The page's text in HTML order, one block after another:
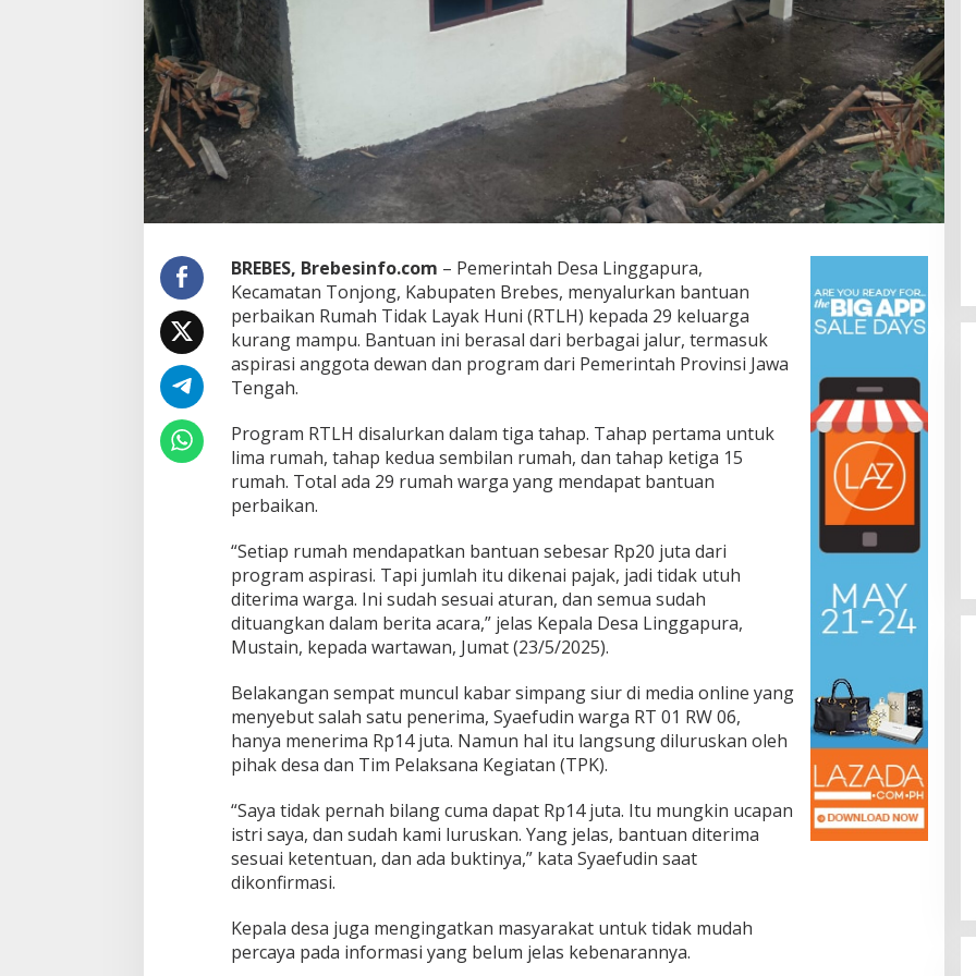
e
s
B
n
t
u
2
9
h
W
a
r
g
a
,
a
d
e
s
T
g
a
s
k
a
n
a
n
a
S
e
u
a
i
A
t
r
a
n
BREBES, Brebesinfo.com – Pemerintah Desa Linggapura,
Kecamatan Tonjong, Kabupaten Brebes, menyalurkan bantuan
perbaikan Rumah Tidak Layak Huni (RTLH) kepada 29 keluarga
kurang mampu. Bantuan ini berasal dari berbagai jalur, termasuk
aspirasi anggota dewan dan program dari Pemerintah Provinsi Jawa
Tengah.
Program RTLH disalurkan dalam tiga tahap. Tahap pertama untuk
lima rumah, tahap kedua sembilan rumah, dan tahap ketiga 15
rumah. Total ada 29 rumah warga yang mendapat bantuan
perbaikan.
“Setiap rumah mendapatkan bantuan sebesar Rp20 juta dari
program aspirasi. Tapi jumlah itu dikenai pajak, jadi tidak utuh
diterima warga. Ini sudah sesuai aturan, dan semua sudah
dituangkan dalam berita acara,” jelas Kepala Desa Linggapura,
Mustain, kepada wartawan, Jumat (23/5/2025).
Belakangan sempat muncul kabar simpang siur di media online yang
menyebut salah satu penerima, Syaefudin warga RT 01 RW 06,
hanya menerima Rp14 juta. Namun hal itu langsung diluruskan oleh
pihak desa dan Tim Pelaksana Kegiatan (TPK).
“Saya tidak pernah bilang cuma dapat Rp14 juta. Itu mungkin ucapan
istri saya, dan sudah kami luruskan. Yang jelas, bantuan diterima
sesuai ketentuan, dan ada buktinya,” kata Syaefudin saat
dikonfirmasi.
Kepala desa juga mengingatkan masyarakat untuk tidak mudah
percaya pada informasi yang belum jelas kebenarannya.
Jalan Bergelombang dan Minim
Lampu di Ruas Bumiayu–
Bantarkawung Telan Korban,
Innova Hantam Pohon di
Bantarkawung
In Berita, Daerah, Ekonomi, Hukum & Kriminal, Info
Desa, Nasional, Otomatif, Politik,
Sosial
| 04/08/2026